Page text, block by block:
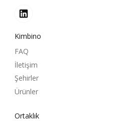
Kimbino
FAQ
İletişim
Şehirler
Ürünler
Ortaklık